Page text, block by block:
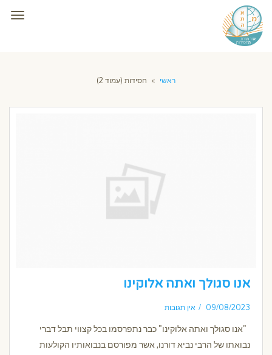
ראשי » חסידות (עמוד 2)
אנו סגולך ואתה אלוקינו
09/08/2023 אין תגובות
"אנו סגולך ואתה אלוקינו" כבר נתפרסמו בכל קצווי תבל דברי
נבואתו של הרבי נביא דורנו, אשר מפורסם בנבואותיו הקולעות